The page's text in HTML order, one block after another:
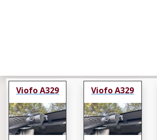
Viofo A329 Viofo A329